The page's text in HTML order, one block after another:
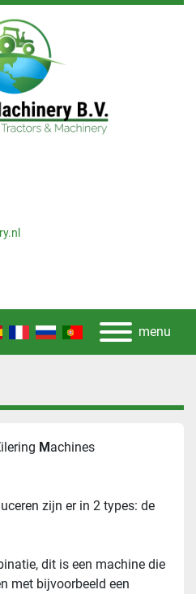
menu
ilering M
dit is een machine die
met bijvoorbeeld een